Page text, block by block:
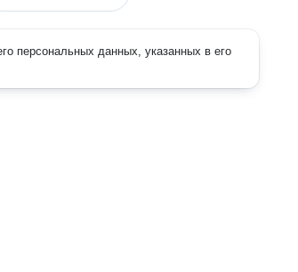
персональных данных, указанных в его